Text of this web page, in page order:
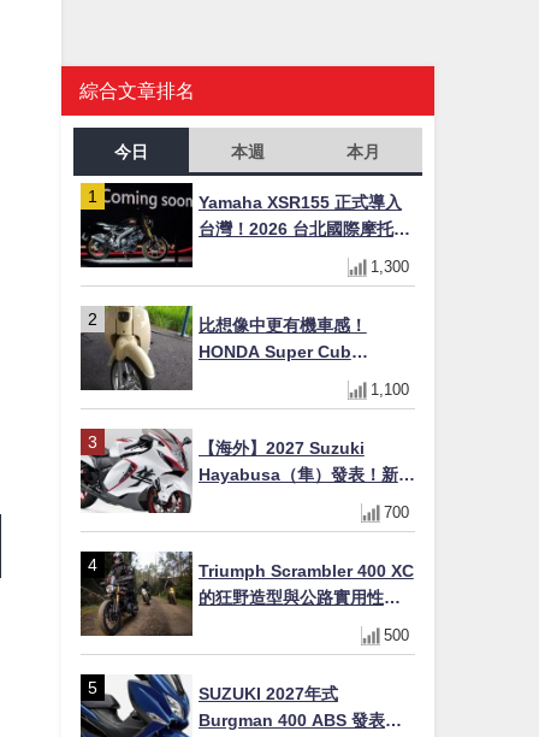
綜合文章排名
今日 本週 本月
Yamaha XSR155 正式導入
台灣！2026 台北國際摩托車
展亮相，70 週年紀念版
YZF-R 系列限量追加販售
1,300
比想像中更有機車感！
HONDA Super Cub
110【Webike愛車精選】
1,100
【海外】2027 Suzuki
Hayabusa（隼）發表！新增
Special Edition 特仕版，全
新珍珠白塗裝與專屬配備登
700
Triumph Scrambler 400 XC
的狂野造型與公路實用性的
500
SUZUKI 2027年式
Burgman 400 ABS 發表！